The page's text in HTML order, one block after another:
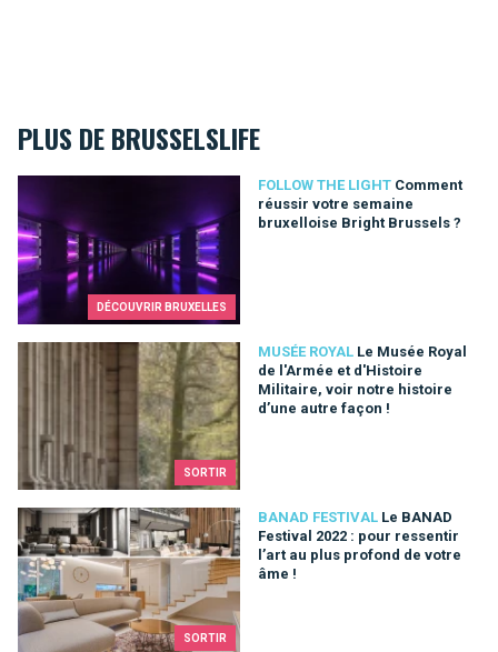
PLUS DE BRUSSELSLIFE
DÉCOUVRIR BRUXELLES
FOLLOW THE LIGHT Comment
réussir votre semaine
bruxelloise Bright Brussels ?
Comment réussir votre semaine bruxelloise Bright Brussels ?
SORTIR
MUSÉE ROYAL Le Musée Royal
de l'Armée et d'Histoire
Militaire, voir notre histoire
d’une autre façon !
Le Musée Royal de l'Armée et d'Histoire Militaire, voir notre
SORTIR
BANAD FESTIVAL Le BANAD
Festival 2022 : pour ressentir
l’art au plus profond de votre
âme !
Le BANAD Festival 2022 : pour ressentir l’art au plus profond